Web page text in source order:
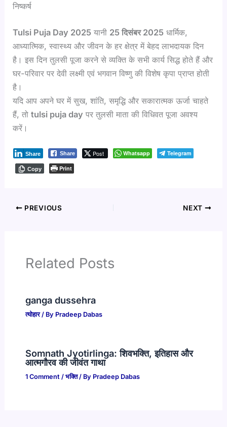
निष्कर्ष
Tulsi Puja Day 2025 यानी 25 दिसंबर 2025 धार्मिक,
आध्यात्मिक, स्वास्थ्य और जीवन के हर क्षेत्र में बेहद लाभदायक दिन
है। इस दिन तुलसी पूजा करने से व्यक्ति के सभी कार्य सिद्ध होते हैं और
घर-परिवार पर देवी लक्ष्मी एवं भगवान विष्णु की विशेष कृपा प्राप्त होती
है।
यदि आप अपने घर में सुख, शांति, समृद्धि और सकारात्मक ऊर्जा चाहते
हैं, तोtulsi puja day पर तुलसी माता की विधिवत पूजा अवश्य
करें।
Share Post
Share Whatsapp Telegram
Copy Print
PREVIOUS NEXT
Related Posts
ganga dussehra
त्योहार/ By Pradeep Dabas
Somnath Jyotirlinga: शिवभक्ति, इतिहास और
आत्मगौरव की जीवंत गाथा
1 Comment / भक्ति/ By Pradeep Dabas